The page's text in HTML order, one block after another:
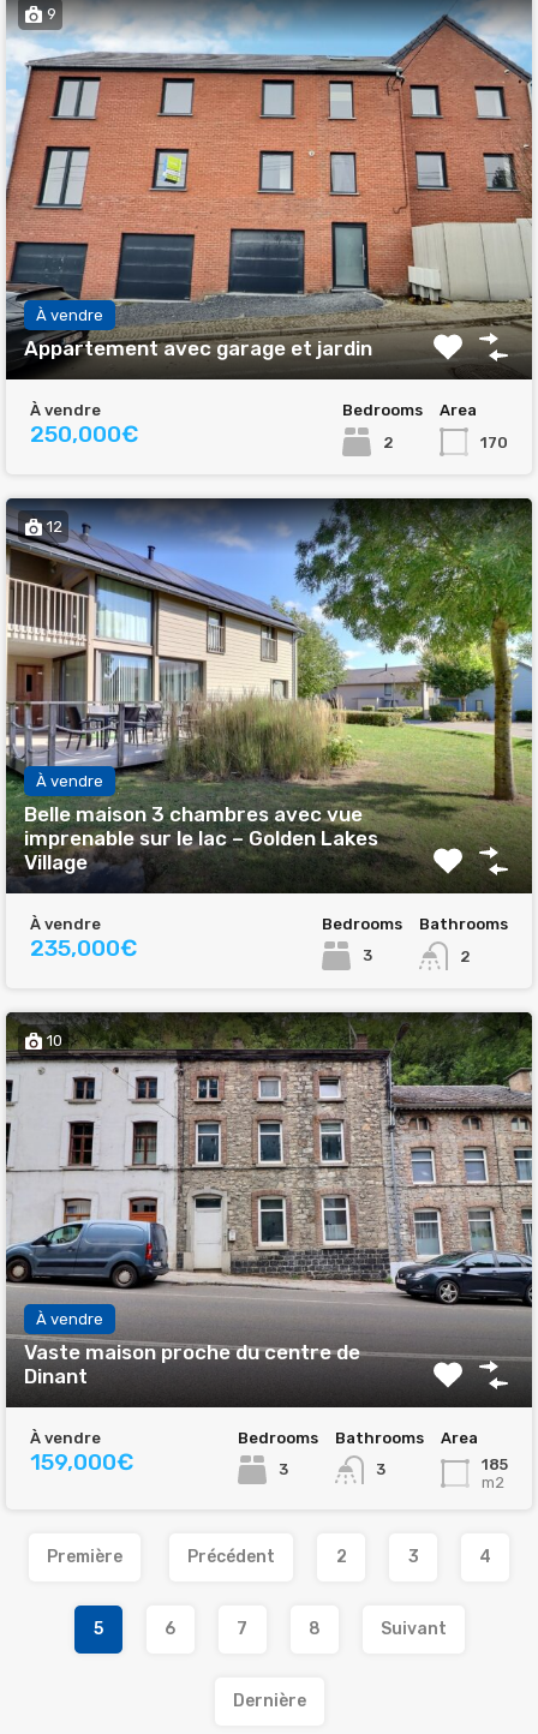
9
À vendre
Appartement avec garage et jardin
À vendre
250,000€
Bedrooms
2
Area
170
12
À vendre
Belle maison 3 chambres avec vue
imprenable sur le lac – Golden Lakes
Village
À vendre
235,000€
Bedrooms
3
Bathrooms
2
10
À vendre
Vaste maison proche du centre de
Dinant
À vendre
159,000€
Bedrooms
3
Bathrooms
3
Area
185
m2
Première Précédent 2 3 4
5 6 7 8 Suivant
Dernière